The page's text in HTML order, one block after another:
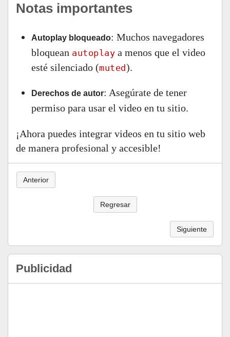
Notas importantes
Autoplay bloqueado: Muchos navegadores
bloquean autoplay a menos que el video
esté silenciado (muted).
Derechos de autor: Asegúrate de tener
permiso para usar el video en tu sitio.
¡Ahora puedes integrar videos en tu sitio web
de manera profesional y accesible!
Anterior
Regresar
Siguiente
Publicidad